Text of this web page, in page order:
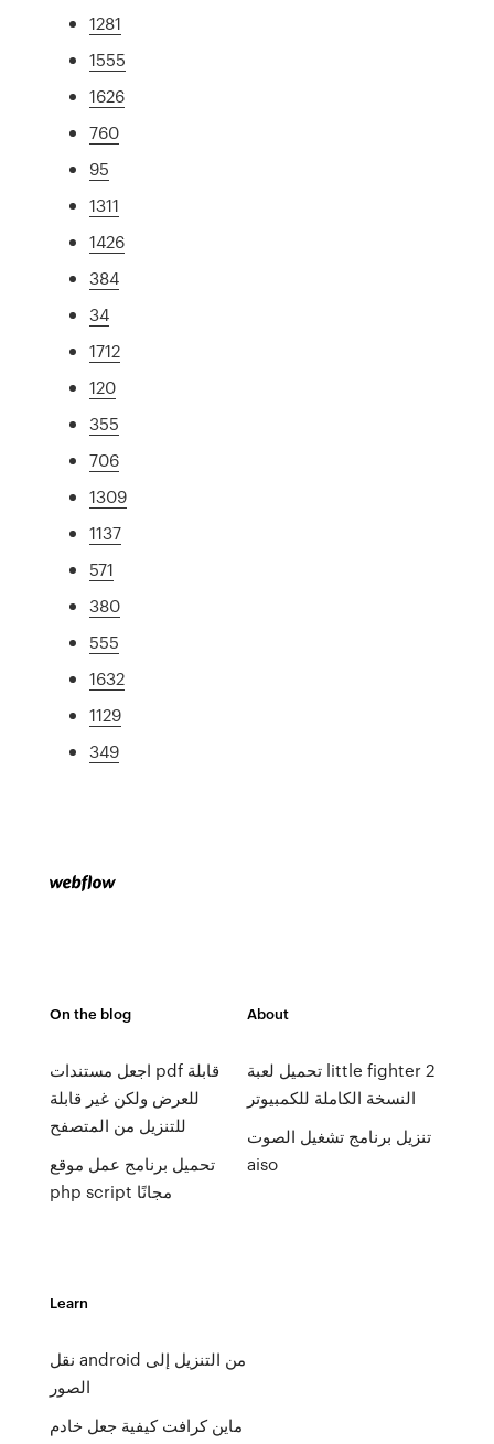
1281
1555
1626
760
95
1311
1426
384
34
1712
120
355
706
1309
1137
571
380
555
1632
1129
349
On the blog
اجعل مستندات pdf قابلة
للعرض ولكن غير قابلة
للتنزيل من المتصفح
تحميل برنامج عمل موقع
php script مجانًا
About
تحميل لعبة little fighter 2
النسخة الكاملة للكمبيوتر
تنزيل برنامج تشغيل الصوت
aiso
Learn
نقل android من التنزيل إلى
الصور
ماين كرافت كيفية جعل خادم